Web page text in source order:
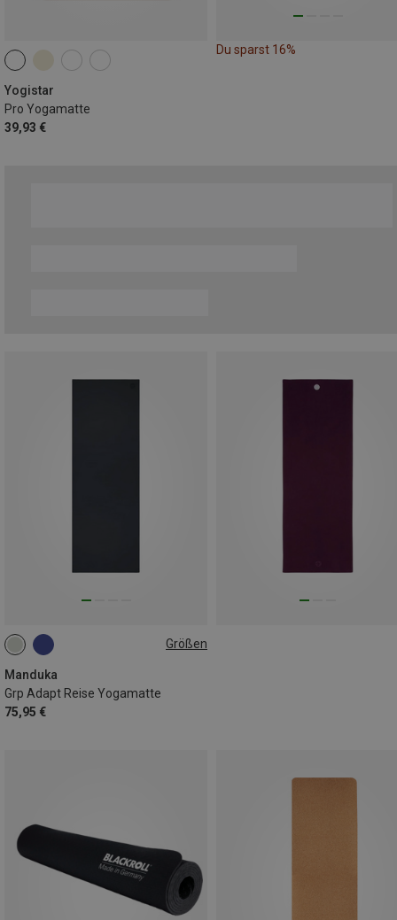
Yogistar
Pro Yogamatte
39,93 €
Du sparst 16%
Größen
Manduka
Grp Adapt Reise Yogamatte
75,95 €
180CM